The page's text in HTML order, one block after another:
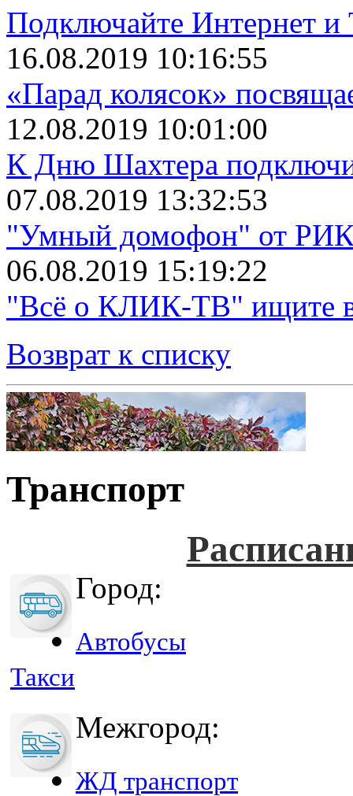
Подключайте Интернет и
16.08.2019 10:16:55
«Парад колясок»
12.08.2019 10:01:00
К Дню Шахтера
07.08.2019 13:32:53
"Умный домофон" от
06.08.2019 15:19:22
"Всё о КЛИК-ТВ" ищите в
Возврат к списку
Транспорт
Город:
Автобусы
Такси
Межгород:
ЖД транспорт